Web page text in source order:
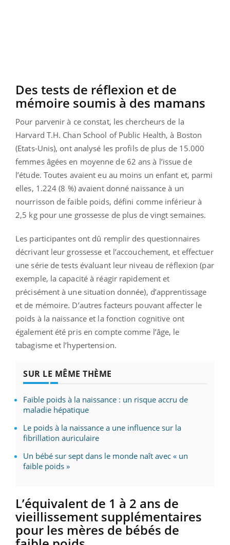
Des tests de réflexion et de
mémoire soumis à des mamans
Pour parvenir à ce constat, les chercheurs de la
Harvard T.H. Chan School of Public Health, à Boston
(Etats-Unis), ont analysé les profils de plus de 15.000
femmes âgées en moyenne de 62 ans à l’issue de
l’étude. Toutes avaient eu au moins un enfant et, parmi
elles, 1.224 (8 %) avaient donné naissance à un
nourrisson de faible poids, défini comme inférieur à
2,5 kg pour une grossesse de plus de vingt semaines.
Les participantes ont dû remplir des questionnaires
décrivant leur grossesse et l’accouchement, et effectuer
une série de tests évaluant leur niveau de réflexion (par
exemple, la capacité à réagir rapidement et
précisément à une situation donnée), d’apprentissage
et de mémoire. D’autres facteurs pouvant affecter le
poids à la naissance et la fonction cognitive ont
également été pris en compte comme l’âge, le
tabagisme et l’hypertension.
SUR LE MÊME THÈME
Faible poids à la naissance : un risque accru de
maladie hépatique
Le poids à la naissance a une influence sur la
fibrillation auriculaire
Un bébé sur sept dans le monde naît avec « un
faible poids »
L’équivalent de 1 à 2 ans de
vieillissement supplémentaires
pour les mères de bébés de